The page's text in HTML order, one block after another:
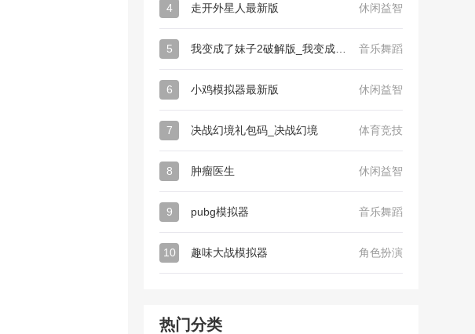
4 走开外星人最新版 休闲益智
5 音乐舞蹈
6 小鸡模拟器最新版 休闲益智
7 决战幻境礼包码_决战幻境 体育竞技
8 肿瘤医生 休闲益智
9 pubg模拟器 音乐舞蹈
10 趣味大战模拟器 角色扮演
热门分类